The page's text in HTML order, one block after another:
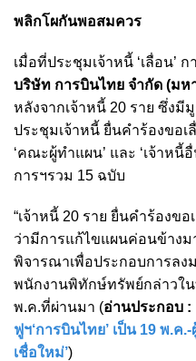
พลิกโผกันพอสมควร
เมื่อที่ประชุมเจ้าหนี้ ‘เลื่อน’
บริษัท การบินไทย จำกัด (มห
หลังจากเจ้าหนี้ 20 ราย ซึ่งมี
ประชุมเจ้าหนี้ ยื่นคำร้องขอ
‘คณะผู้ทำแผน’ และ ‘เจ้าห
การฯรวม 15 ฉบับ
“เจ้าหนี้ 20 ราย ยื่นคำร้องข
ว่ามีการแก้ไขแผนค่อนข้างม
พิจารณาเพื่อประกอบการลง
พนักงานพิทักษ์ทรัพย์กล่าวใ
พ.ค.ที่ผ่านมา (อ่านประกอบ :
ฟูฯ‘การบินไทย’ เป็น 19 พ.ค
เชื่อใหม่’)